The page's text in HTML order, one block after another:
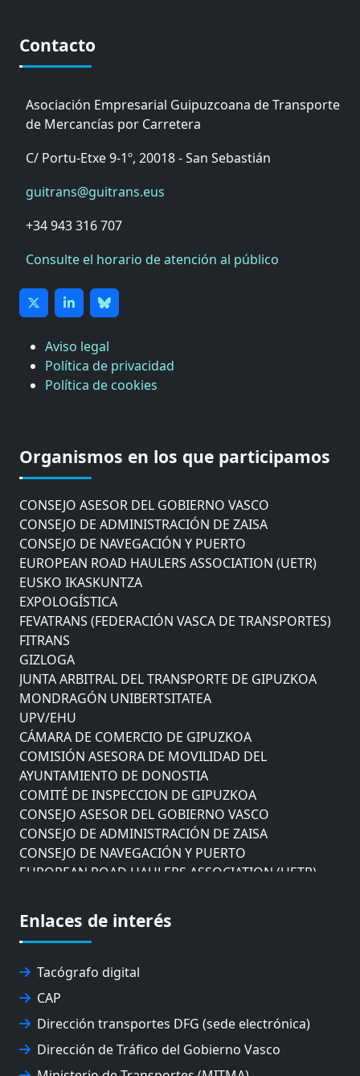
Contacto
Asociación Empresarial Guipuzcoana de Transporte
de Mercancías por Carretera
C/ Portu-Etxe 9-1º, 20018 - San Sebastián
guitrans@guitrans.eus
+34 943 316 707
Consulte el horario de atención al público
Aviso legal
Política de privacidad
Política de cookies
Organismos en los que participamos
AYUNTAMIENTO DE DONOSTIA
COMITÉ DE INSPECCION DE GIPUZKOA
CONSEJO ASESOR DEL GOBIERNO VASCO
CONSEJO DE ADMINISTRACIÓN DE ZAISA
CONSEJO DE NAVEGACIÓN Y PUERTO
EUROPEAN ROAD HAULERS ASSOCIATION (UETR)
EUSKO IKASKUNTZA
EXPOLOGÍSTICA
FEVATRANS (FEDERACIÓN VASCA DE TRANSPORTES)
FITRANS
GIZLOGA
JUNTA ARBITRAL DEL TRANSPORTE DE GIPUZKOA
MONDRAGÓN UNIBERTSITATEA
UPV/EHU
CÁMARA DE COMERCIO DE GIPUZKOA
COMISIÓN ASESORA DE MOVILIDAD DEL
AYUNTAMIENTO DE DONOSTIA
COMITÉ DE INSPECCION DE GIPUZKOA
CONSEJO ASESOR DEL GOBIERNO VASCO
CONSEJO DE ADMINISTRACIÓN DE ZAISA
CONSEJO DE NAVEGACIÓN Y PUERTO
EUROPEAN ROAD HAULERS ASSOCIATION (UETR)
FEVATRANS (FEDERACIÓN VASCA DE TRANSPORTES)
FITRANS
GIZLOGA
JUNTA ARBITRAL DEL TRANSPORTE DE GIPUZKOA
MONDRAGÓN UNIBERTSITATEA
UPV/EHU
Enlaces de interés
Tacógrafo digital
CAP
Dirección transportes DFG (sede electrónica)
Dirección de Tráfico del Gobierno Vasco